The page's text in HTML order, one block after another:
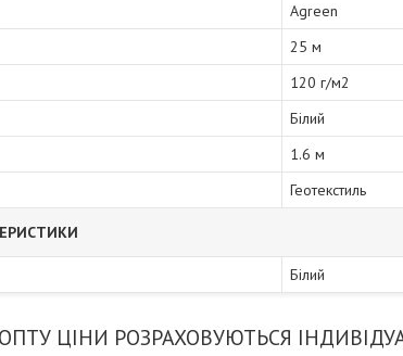
Agreen
25 м
120 г/м2
Білий
1.6 м
Геотекстиль
Білий
ЦІНИ РОЗРАХОВУЮТЬСЯ